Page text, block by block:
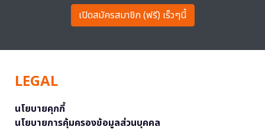
เปิดสมัครสมาชิก (ฟรี) เร็วๆนี้
LEGAL
นโยบายคุกกี้
นโยบายการคุ้มครองข้อมูลส่วนบุคคล